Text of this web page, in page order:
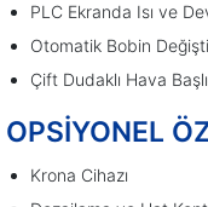
PLC Ekranda Isı ve
Otomatik Bobin
Çift Dudaklı Hava
OPSİYONEL
Krona Cihazı